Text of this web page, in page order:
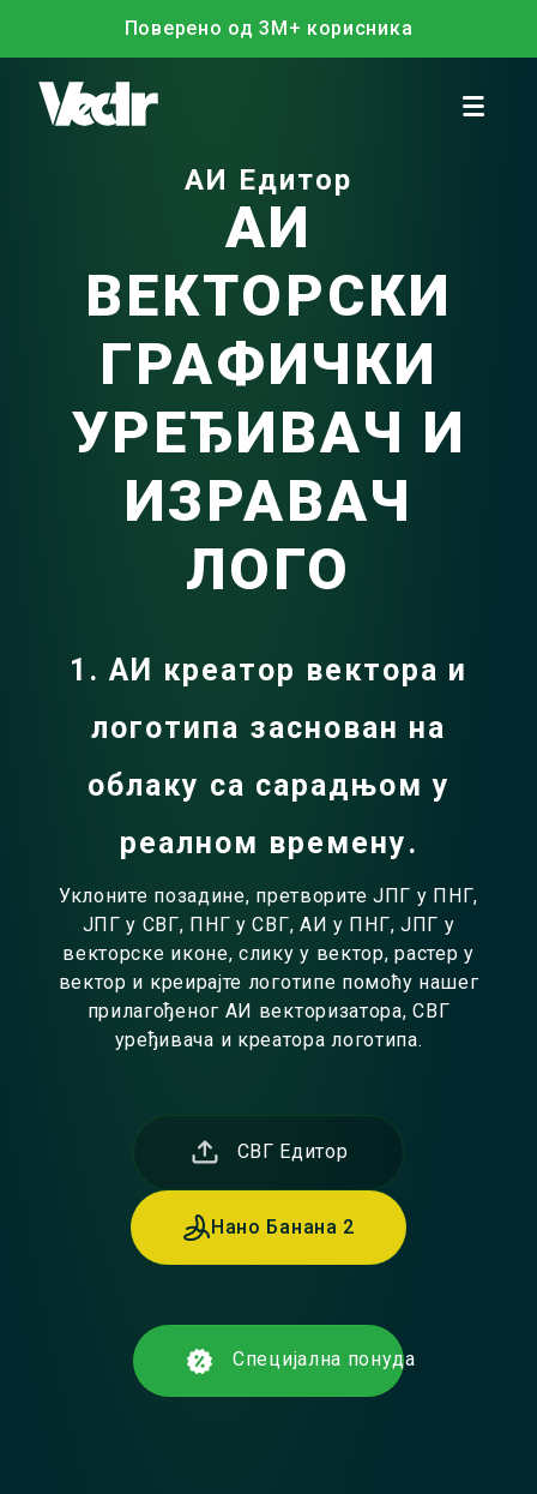
Поверено од 3М+ корисника
АИ Едитор
АИ
ВЕКТОРСКИ
ГРАФИЧКИ
УРЕЂИВАЧ И
ИЗРАВАЧ
ЛОГО
1. АИ креатор вектора и
логотипа заснован на
облаку са сарадњом у
реалном времену.
Уклоните позадине, претворите ЈПГ у ПНГ,
ЈПГ у СВГ, ПНГ у СВГ, АИ у ПНГ, ЈПГ у
векторске иконе, слику у вектор, растер у
вектор и креирајте логотипе помоћу нашег
прилагођеног АИ векторизатора, СВГ
уређивача и креатора логотипа.
СВГ Едитор
Нано Банана 2
Специјална понуда